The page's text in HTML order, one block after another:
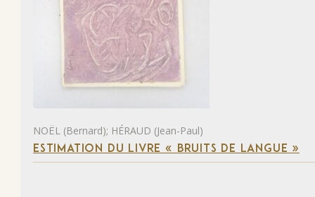
NOËL (Bernard); HÉRAUD (Jean-Paul)
ESTIMATION DU LIVRE « BRUITS DE LANGUE »